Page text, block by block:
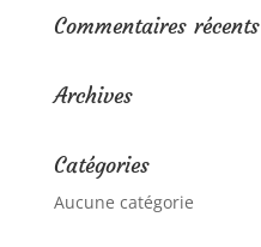
Commentaires récents
Archives
Catégories
Aucune catégorie